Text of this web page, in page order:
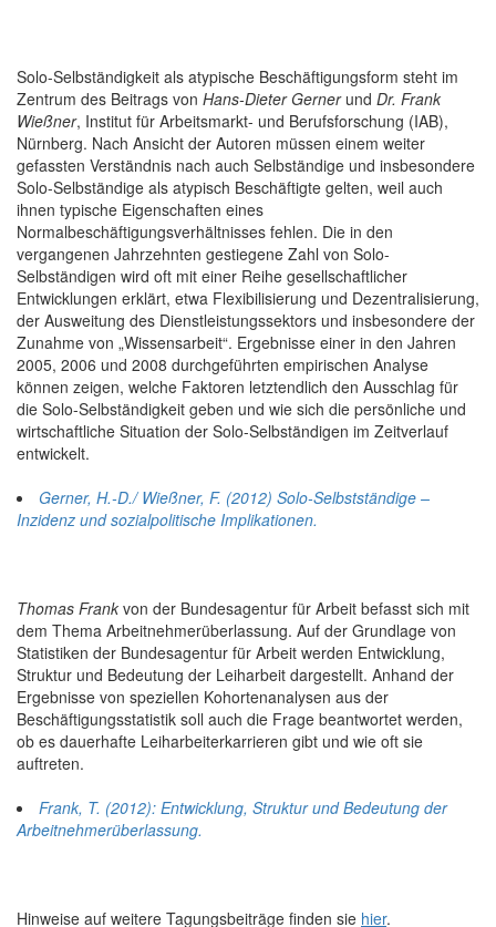
Solo-Selbständigkeit als atypische Beschäftigungsform steht im
Zentrum des Beitrags von Hans-Dieter Gernerund Dr. Frank
Wießner, Institut für Arbeitsmarkt- und Berufsforschung (IAB),
Nürnberg. Nach Ansicht der Autoren müssen einem weiter
gefassten Verständnis nach auch Selbständige und insbesondere
Solo-Selbständige als atypisch Beschäftigte gelten, weil auch
ihnen typische Eigenschaften eines
Normalbeschäftigungsverhältnisses fehlen. Die in den
vergangenen Jahrzehnten gestiegene Zahl von Solo-
Selbständigen wird oft mit einer Reihe gesellschaftlicher
Entwicklungen erklärt, etwa Flexibilisierung und Dezentralisierung,
der Ausweitung des Dienstleistungssektors und insbesondere der
Zunahme von „Wissensarbeit“. Ergebnisse einer in den Jahren
2005, 2006 und 2008 durchgeführten empirischen Analyse
können zeigen, welche Faktoren letztendlich den Ausschlag für
die Solo-Selbständigkeit geben und wie sich die persönliche und
wirtschaftliche Situation der Solo-Selbständigen im Zeitverlauf
entwickelt.
Gerner, H.-D./ Wießner, F. (2012) Solo-Selbstständige –
Inzidenz und sozialpolitische Implikationen.
Thomas Frank von der Bundesagentur für Arbeit befasst sich mit
dem Thema Arbeitnehmerüberlassung. Auf der Grundlage von
Statistiken der Bundesagentur für Arbeit werden Entwicklung,
Struktur und Bedeutung der Leiharbeit dargestellt. Anhand der
Ergebnisse von speziellen Kohortenanalysen aus der
Beschäftigungsstatistik soll auch die Frage beantwortet werden,
ob es dauerhafte Leiharbeiterkarrieren gibt und wie oft sie
auftreten.
Frank, T. (2012): Entwicklung, Struktur und Bedeutung der
Arbeitnehmerüberlassung.
Hinweise auf weitere Tagungsbeiträge finden sie hier.